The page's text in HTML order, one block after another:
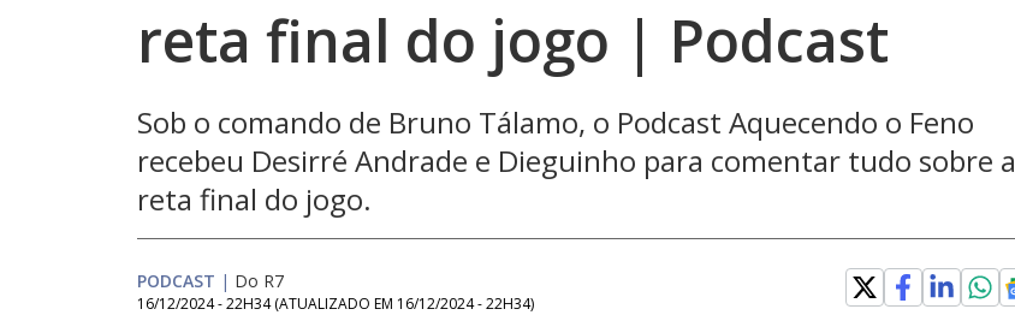
reta final do jogo | Podcast
Sob o comando de Bruno Tálamo, o Podcast Aquecendo o Feno
recebeu Desirré Andrade e Dieguinho para comentar tudo sobre a
reta final do jogo.
PODCAST | Do R7
16/12/2024 - 22H34 (ATUALIZADO EM 16/12/2024 - 22H34)